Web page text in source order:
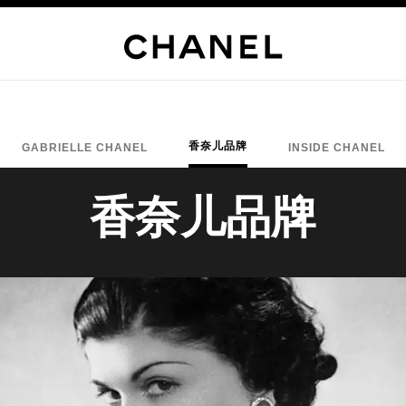
GABRIELLE CHANEL 香奈儿品牌 INSIDE CHANEL
香奈儿品牌